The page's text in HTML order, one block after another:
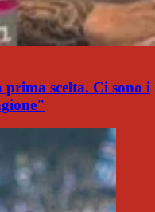
scelta. Ci sono i